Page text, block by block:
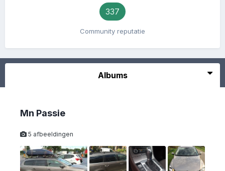
337
Community reputatie
Albums
Mn Passie
5 afbeeldingen